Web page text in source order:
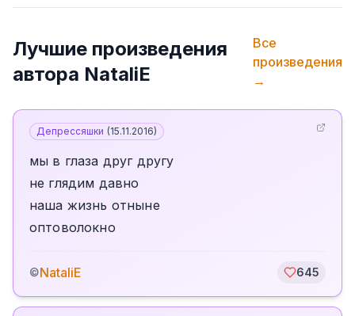
Лучшие произведения
автора NataliE
Все
произведения
→
Депрессяшки (15.11.2016)
мы в глаза друг другу
не глядим давно
наша жизнь отныне
оптоволокно
©NataliE 645